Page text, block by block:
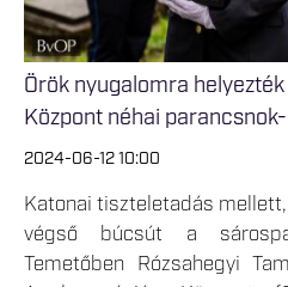
Örök nyugalomra
Központ néhai
2024-06-12 10:00
Katonai tiszteletadás
végső búcsút a
Temetőben Rózsahegyi